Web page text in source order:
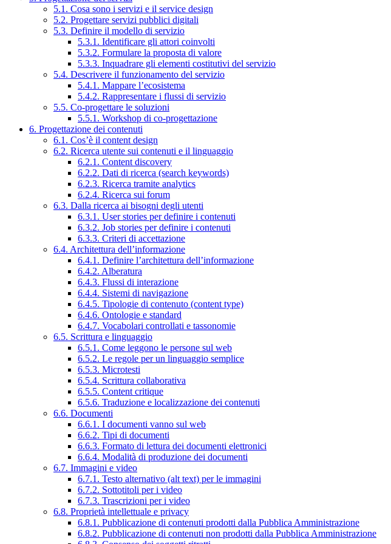
5.1. Cosa sono i servizi e il service design
5.2. Progettare servizi pubblici digitali
5.3. Definire il modello di servizio
5.3.1. Identificare gli attori coinvolti
5.3.2. Formulare la proposta di valore
5.3.3. Inquadrare gli elementi costitutivi del servizio
5.4. Descrivere il funzionamento del servizio
5.4.1. Mappare l’ecosistema
5.4.2. Rappresentare i flussi di servizio
5.5. Co-progettare le soluzioni
5.5.1. Workshop di co-progettazione
6. Progettazione dei contenuti
6.1. Cos’è il content design
6.2. Ricerca utente sui contenuti e il linguaggio
6.2.1. Content discovery
6.2.2. Dati di ricerca (search keywords)
6.2.3. Ricerca tramite analytics
6.2.4. Ricerca sui forum
6.3. Dalla ricerca ai bisogni degli utenti
6.3.1. User stories per definire i contenuti
6.3.2. Job stories per definire i contenuti
6.3.3. Criteri di accettazione
6.4. Architettura dell’informazione
6.4.1. Definire l’architettura dell’informazione
6.4.2. Alberatura
6.4.3. Flussi di interazione
6.4.4. Sistemi di navigazione
6.4.5. Tipologie di contenuto (content type)
6.4.6. Ontologie e standard
6.4.7. Vocabolari controllati e tassonomie
6.5. Scrittura e linguaggio
6.5.1. Come leggono le persone sul web
6.5.2. Le regole per un linguaggio semplice
6.5.3. Microtesti
6.5.4. Scrittura collaborativa
6.5.5. Content critique
6.5.6. Traduzione e localizzazione dei contenuti
6.6. Documenti
6.6.1. I documenti vanno sul web
6.6.2. Tipi di documenti
6.6.3. Formato di lettura dei documenti elettronici
6.6.4. Modalità di produzione dei documenti
6.7. Immagini e video
6.7.1. Testo alternativo (alt text) per le immagini
6.7.2. Sottotitoli per i video
6.7.3. Trascrizioni per i video
6.8. Proprietà intellettuale e privacy
6.8.1. Pubblicazione di contenuti prodotti dalla Pubblica Amministrazione
6.8.2. Pubblicazione di contenuti non prodotti dalla Pubblica Amministrazione